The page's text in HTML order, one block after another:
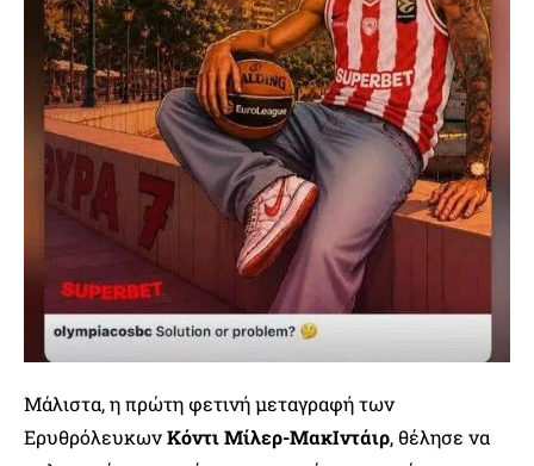
Μάλιστα, η πρώτη φετινή μεταγραφή των
ΕρυθρόλευκωνΚόντι Μίλερ-ΜακΙντάιρ, θέλησε να